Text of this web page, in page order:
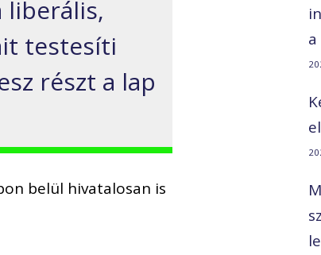
liberális,
testesíti
részt a lap
belül hivatalosan is